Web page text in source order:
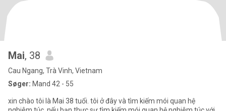
Mai, 38
Cau Ngang, Trà Vinh, Vietnam
Søger: Mand 42 - 55
xin chào tôi là Mai 38 tuổi. tôi ở đây và tìm kiếm mói quan hệ